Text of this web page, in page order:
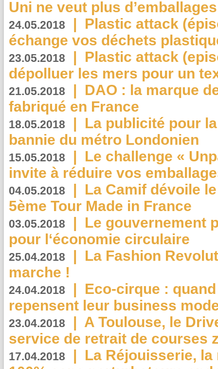
Uni ne veut plus
24.05.2018 | Plastic attack
échange vos déchets
23.05.2018 | Plastic attack
dépolluer les mers pour un
21.05.2018 | DAO : la marque
fabriqué en France
18.05.2018 | La publicité pour
bannie du métro Londonien
15.05.2018 | Le challenge «
invite à réduire vos
04.05.2018 | La Camif dévoile
5ème Tour Made in France
03.05.2018 | Le gouvernement
pour l‘économie circulaire
25.04.2018 | La Fashion
marche !
24.04.2018 | Eco-cirque :
repensent leur business
23.04.2018 | A Toulouse, le
service de retrait de courses
17.04.2018 | La Réjouisserie,